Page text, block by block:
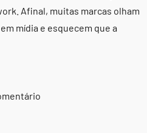
Afinal, muitas marcas olham
mídia e esquecem que a